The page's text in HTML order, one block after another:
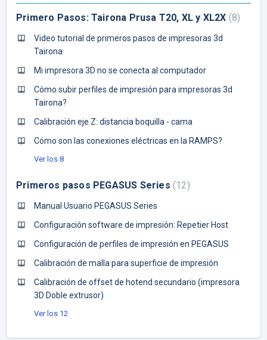
Primero Pasos: Tairona Prusa T20, XL y XL2X 8
Video tutorial de primeros pasos de impresoras 3d
Tairona
Mi impresora 3D no se conecta al computador
Cómo subir perfiles de impresión para impresoras 3d
Tairona?
Calibración eje Z: distancia boquilla - cama
Cómo son las conexiones eléctricas en la RAMPS?
Ver los 8
Primeros pasos PEGASUS Series 12
Manual Usuario PEGASUS Series
Configuración software de impresión: Repetier Host
Configuración de perfiles de impresión en PEGASUS
Calibración de malla para superficie de impresión
Calibración de offset de hotend secundario (impresora
3D Doble extrusor)
Ver los 12